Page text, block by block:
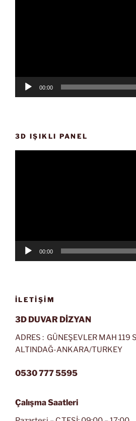
00:00
3D IŞIKLI PANEL
00:00
İLETIŞIM
3D DUVAR DİZYAN
ADRES : GÜNEŞEVLER MAH 119
ALTINDAĞ-ANKARA/TURKEY
0530 777 5595
Çalışma Saatleri